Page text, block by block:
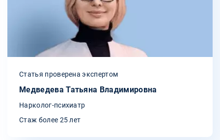
Статья проверена экспертом
Медведева Татьяна Владимировна
Нарколог-психиатр
Стаж более 25 лет